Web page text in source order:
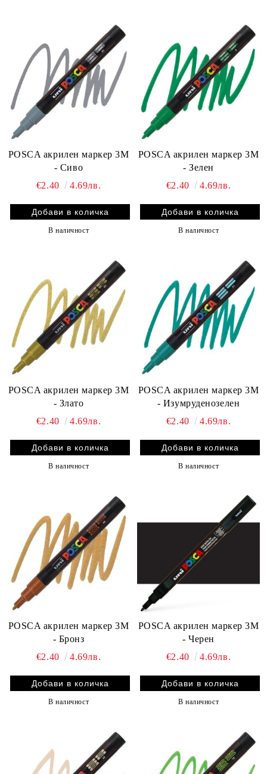
POSCA акрилен маркер 3M
- Сиво
€2.40
4.69лв.
В наличност
POSCA акрилен маркер 3M
- Зелен
€2.40
4.69лв.
В наличност
POSCA акрилен маркер 3M
- Злато
€2.40
4.69лв.
В наличност
POSCA акрилен маркер 3M
- Изумруденозелен
€2.40
4.69лв.
В наличност
POSCA акрилен маркер 3M
- Бронз
€2.40
4.69лв.
В наличност
POSCA акрилен маркер 3M
- Черен
€2.40
4.69лв.
В наличност